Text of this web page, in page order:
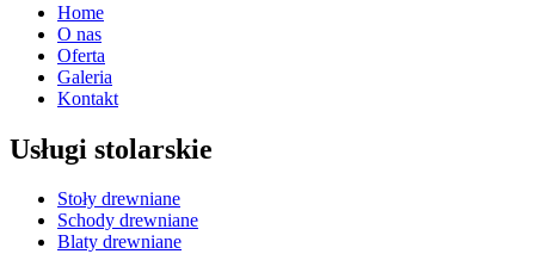
Home
O nas
Oferta
Galeria
Kontakt
Usługi stolarskie
Stoły drewniane
Schody drewniane
Blaty drewniane